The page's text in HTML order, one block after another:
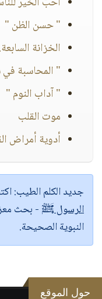
" حسن الظن "
الخزانة
" المحاسبة
" آداب النوم "
موت القلب
أدوية أمراض
جديد الكلم الطيب:
الرسول ﷺ - بحث
النبوية الصحيحة.
حول الموقع